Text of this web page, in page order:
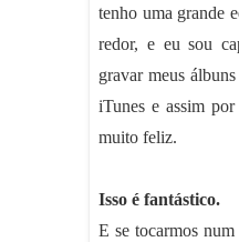
tenho uma grande
redor, e eu sou
gravar meus
iTunes e assim
muito feliz.
Isso é fantástico.
E se tocarmos